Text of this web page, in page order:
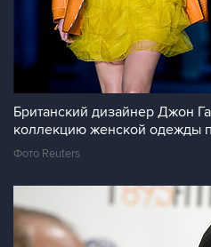
Британский дизайнер Джон
коллекцию женской одежды
Фото Reuters